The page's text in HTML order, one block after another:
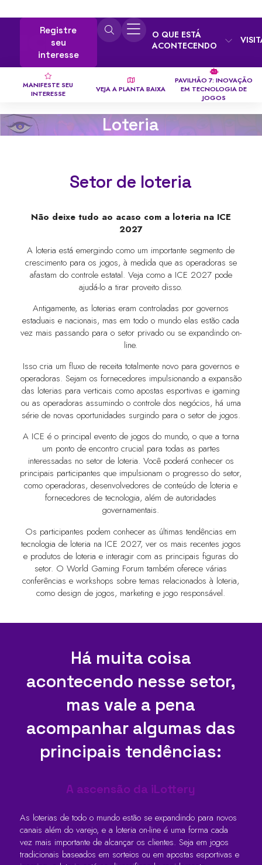
Registre
seu
interesse
O QUE ESTÁ
ACONTECENDO
MANIFESTE SEU
INTERESSE
VEJA A PLANTA BAIXA
PAVILHÃO 7: INOVAÇÃO
EM TECNOLOGIA DE
JOGOS
Loteria
Setor de loteria
Não deixe tudo ao acaso com a loteria na ICE
2027
A loteria está emergindo como um importante segmento de
crescimento para os jogos, à medida que as operadoras se
afastam do controle estatal. Veja como a ICE 2027 pode
ajudá-lo a tirar proveito disso.
Antigamente, as loterias eram controladas por governos
estaduais e nacionais, mas em todo o mundo elas estão cada
vez mais passando para o setor privado ou se expandindo on-
line.
Isso cria um fluxo de receita totalmente novo para governos e
operadoras. Sejam os fornecedores impulsionando a expansão
das loterias para verticais como apostas esportivas e igaming
ou as operadoras assumindo o controle dos negócios, há uma
série de novas oportunidades surgindo para o setor de jogos.
A ICE é o principal evento de jogos do mundo, o que a torna
um ponto de encontro crucial para todas as partes
interessadas no setor de loteria. Você poderá conhecer os
principais participantes que impulsionam o progresso do setor,
como operadoras, desenvolvedores de conteúdo de loteria e
fornecedores de tecnologia, além de autoridades
governamentais.
Os participantes podem conhecer as últimas tendências em
tecnologia de loteria na ICE 2027, ver os mais recentes jogos
e produtos de loteria e interagir com as principais figuras do
setor. O World Gaming Forum também oferece várias
conferências e workshops sobre temas relacionados à loteria,
como design de jogos, marketing e jogo responsável.
Há muita coisa
acontecendo nesse setor,
mas vale a pena
acompanhar algumas das
principais tendências:
A ascensão da iLottery
As loterias de todo o mundo estão se expandindo para novos
canais além do varejo, e a loteria on-line é uma forma cada
vez mais importante de alcançar os clientes. Seja em jogos
tradicionais baseados em sorteios ou em apostas esportivas e